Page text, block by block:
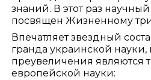
знаний. В этот раз
посвящен Жизненному
Впечатляет звездный
гранда украинской науки,
преувеличения являются
европейской науки: